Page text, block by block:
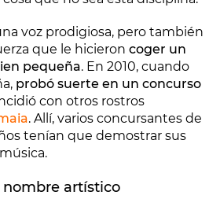
voz prodigiosa, pero también
que le hicieron coger un
pequeña. En 2010, cuando
probó suerte en un concurso
con otros rostros
. Allí, varios concursantes de
tenían que demostrar sus
nombre artístico